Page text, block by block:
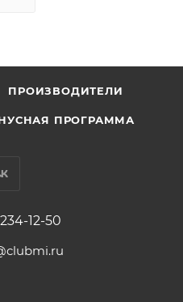
ПРОИЗВОДИТЕЛИ
ПРОГРАММА
12-50